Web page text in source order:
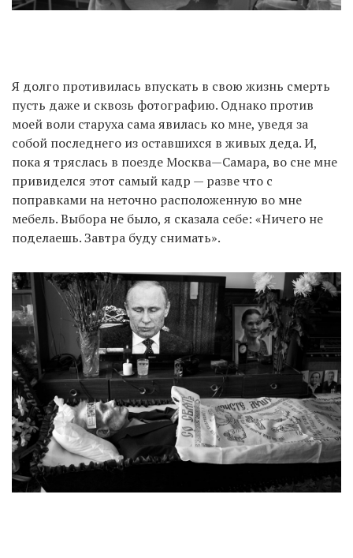
Я долго противилась впускать в свою жизнь смерть
пусть даже и сквозь фотографию. Однако против
моей воли старуха сама явилась ко мне, уведя за
собой последнего из оставшихся в живых деда. И,
пока я тряслась в поезде Москва—Самара, во сне мне
привиделся этот самый кадр — разве что с
поправками на неточно расположенную во мне
мебель. Выбора не было, я сказала себе: «Ничего не
поделаешь. Завтра буду снимать».